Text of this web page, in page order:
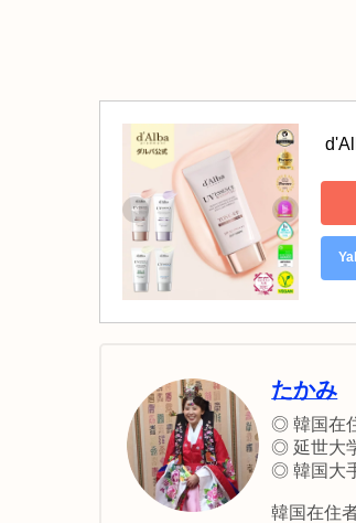
たかみ
◎ 韓国在
◎ 延世大
◎ 韓国大
韓国在住